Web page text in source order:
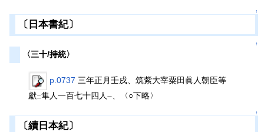
↑
〔日本書紀〕
↑
〈三十/持統〉
p.0737 三年正月壬戌、筑紫大宰粟田眞人朝臣等
獻二隼人一百七十四人一 、〈○下略〉
↑
〔續日本紀〕